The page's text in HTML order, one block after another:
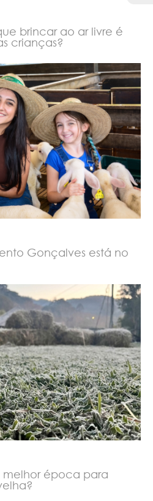
brincar ao ar livre é
crianças?
Gonçalves está no
melhor época para